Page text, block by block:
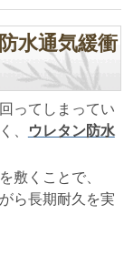
水通気緩衝
ってしまってい
、
ウレタン防水
敷くことで、
ら長期耐久を実